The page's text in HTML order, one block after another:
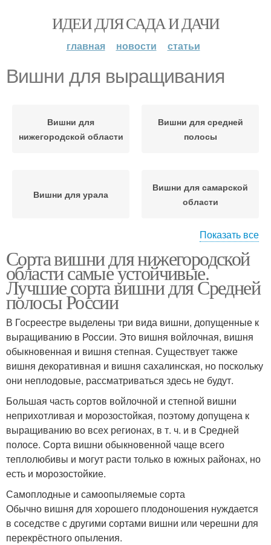
ИДЕИ ДЛЯ САДА И ДАЧИ
главная новости статьи
Вишни для выращивания
Вишни для
нижегородской области
Вишни для средней
полосы
Вишни для урала
Вишни для самарской
области
Вишни для черноземья
Показать все
Сорта вишни для нижегородской
области самые устойчивые.
Лучшие сорта вишни для Средней
полосы России
В Госреестре выделены три вида вишни, допущенные к
выращиванию в России. Это вишня войлочная, вишня
обыкновенная и вишня степная. Существует также
вишня декоративная и вишня сахалинская, но поскольку
они неплодовые, рассматриваться здесь не будут.
Большая часть сортов войлочной и степной вишни
неприхотливая и морозостойкая, поэтому допущена к
выращиванию во всех регионах, в т. ч. и в Средней
полосе. Сорта вишни обыкновенной чаще всего
теплолюбивы и могут расти только в южных районах, но
есть и морозостойкие.
Самоплодные и самоопыляемые сорта
Обычно вишня для хорошего плодоношения нуждается
в соседстве с другими сортами вишни или черешни для
перекрёстного опыления.